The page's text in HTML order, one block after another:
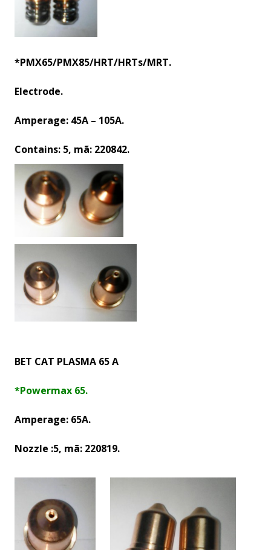
*PMX65/PMX85/HRT/HRTs/MRT.
Electrode.
Amperage: 45A – 105A.
Contains: 5, mã: 220842.
BET CAT PLASMA 65 A
*Powermax 65.
Amperage: 65A.
Nozzle :5, mã: 220819.